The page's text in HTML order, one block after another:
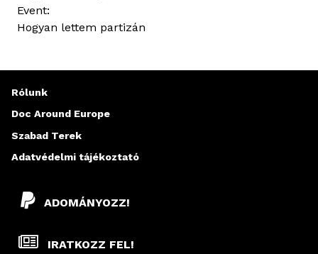
Event:
Hogyan lettem partizán
ADOMÁNYOZZ!
IRATKOZZ FEL!
Rólunk
Doc Around Europe
Szabad Terek
Adatvédelmi tájékoztató